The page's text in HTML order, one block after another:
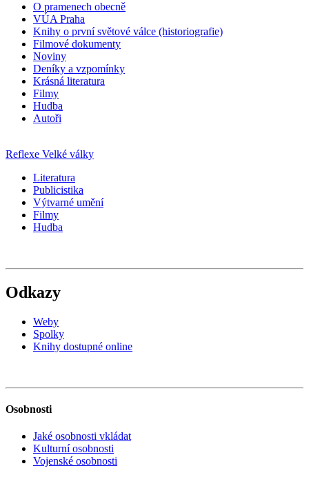
O pramenech obecně
VÚA Praha
Knihy o první světové válce (historiografie)
Filmové dokumenty
Noviny
Deníky a vzpomínky
Krásná literatura
Filmy
Hudba
Autoři
Reflexe Velké války
Literatura
Publicistika
Výtvarné umění
Filmy
Hudba
Odkazy
Weby
Spolky
Knihy dostupné online
Osobnosti
Jaké osobnosti vkládat
Kulturní osobnosti
Vojenské osobnosti